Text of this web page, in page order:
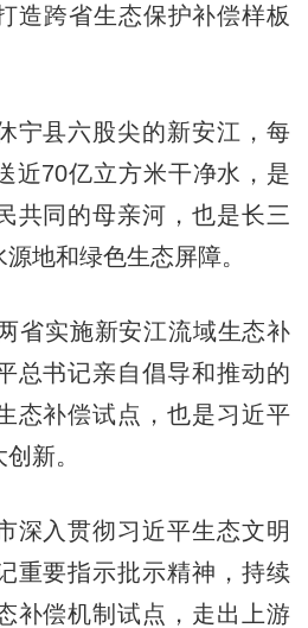
造跨省生态保护补偿样板
县六股尖的新安江，每
近70亿立方米干净水，是
共同的母亲河，也是长三
地和绿色生态屏障。
实施新安江流域生态补
总书记亲自倡导和推动的
态补偿试点，也是习近平
新。
入贯彻习近平生态文明
重要指示批示精神，持续
补偿机制试点，走出上游